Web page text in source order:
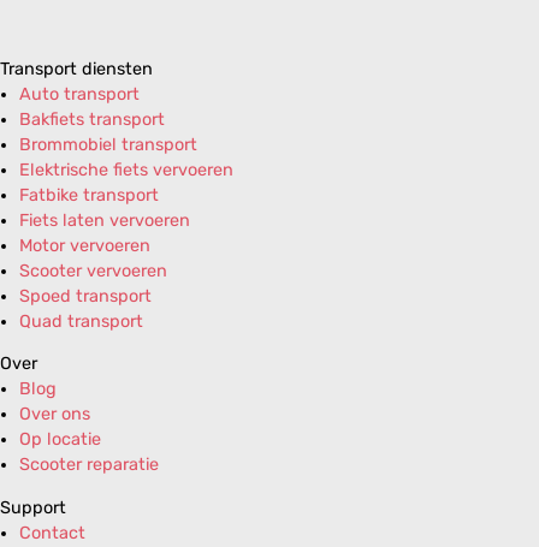
Transport diensten
Auto transport
Bakfiets transport
Brommobiel transport
Elektrische fiets vervoeren
Fatbike transport
Fiets laten vervoeren
Motor vervoeren
Scooter vervoeren
Spoed transport
Quad transport
Over
Blog
Over ons
Op locatie
Scooter reparatie
Support
Contact